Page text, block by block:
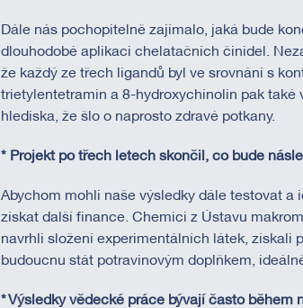
Dále nás pochopitelně zajímalo, jaká bude
dlouhodobé aplikaci chelatačních činidel.
že každý ze třech ligandů byl ve srovnání s
trietylentetramin a 8-hydroxychinolin pak také
hlediska, že šlo o naprosto zdravé potkany.
* Projekt po třech letech skončil, co bude
Abychom mohli naše výsledky dále testovat
získat další finance. Chemici z Ústavu
navrhli složení experimentálních látek, získali
budoucnu stát potravinovým doplňkem,
* Výsledky vědecké práce bývají často